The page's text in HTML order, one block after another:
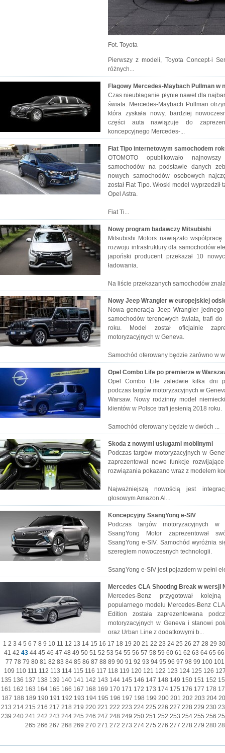
Fot. Toyota
Pierwszy z modeli, Toyota Concept-i
różnych...
Flagowy Mercedes-Maybach Pullman w
Czas nieubłaganie płynie nawet dla
świata. Mercedes-Maybach Pullman
która zyskała nowy, bardziej
części auta nawiązuje do
koncepcyjnego Mercedes-...
Fiat Tipo internetowym samochodem
OTOMOTO opublikowało
samochodów na podstawie danych
nowych samochodów osobowych
został Fiat Tipo. Włoski model
Opel Astra.
Fiat Ti...
Nowy program badawczy Mitsubishi
Mitsubishi Motors nawiązało
rozwoju infrastruktury dla samochodów
japoński producent przekazał 10
ładowania.
Na liście przekazanych samochodów
Nowy Jeep Wrangler w europejskiej
Nowa generacja Jeep Wrangler
samochodów terenowych świata, trafi
roku. Model został oficjalnie
motoryzacyjnych w Geneva.
Samochód oferowany będzie zarówno w
Opel Combo Life po premierze w
Opel Combo Life zaledwie kilka dni
podczas targów motoryzacyjnych w
Warsaw. Nowy rodzinny model
klientów w Polsce trafi jesienią 2018 roku.
Samochód oferowany będzie w dwóch ...
Skoda z nowymi usługami mobilnymi
Podczas targów motoryzacyjnych w
zaprezentował nowe funkcje
rozwiązania pokazano wraz z modelem
Najważniejszą nowością jest
głosowym Amazon Al...
Koncepcyjny SsangYong e-SIV
Podczas targów motoryzacyjnych w
SsangYong Motor zaprezentował
SsangYong e-SIV. Samochód wyróżnia
szeregiem nowoczesnych technologii.
SsangYong e-SIV jest pojazdem w pełni
Mercedes CLA Shooting Break w wersji
Mercedes-Benz przygotował
popularnego modelu Mercedes-Benz
Edition została zaprezentowana
motoryzacyjnych w Geneva i stanowi
oraz Urban Line z dodatkowymi b...
1 2 3 4 5 6 7 8 9 10 11 12 13 14 15 16 17 18 19 20 21 22 23 24 25 26 27 28 29 30
41 42 43 44 45 46 47 48 49 50 51 52 53 54 55 56 57 58 59 60 61 62 63 64 65 66
77 78 79 80 81 82 83 84 85 86 87 88 89 90 91 92 93 94 95 96 97 98 99 100 101
109 110 111 112 113 114 115 116 117 118 119 120 121 122 123 124 125 126
135 136 137 138 139 140 141 142 143 144 145 146 147 148 149 150 151 152
161 162 163 164 165 166 167 168 169 170 171 172 173 174 175 176 177 178
187 188 189 190 191 192 193 194 195 196 197 198 199 200 201 202 203 204
213 214 215 216 217 218 219 220 221 222 223 224 225 226 227 228 229 230
239 240 241 242 243 244 245 246 247 248 249 250 251 252 253 254 255 256
265 266 267 268 269 270 271 272 273 274 275 276 277 278 279 280